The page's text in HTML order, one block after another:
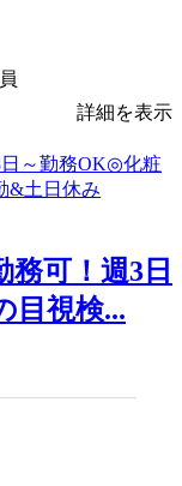
詳細を表示
務可！週3日
目視検...